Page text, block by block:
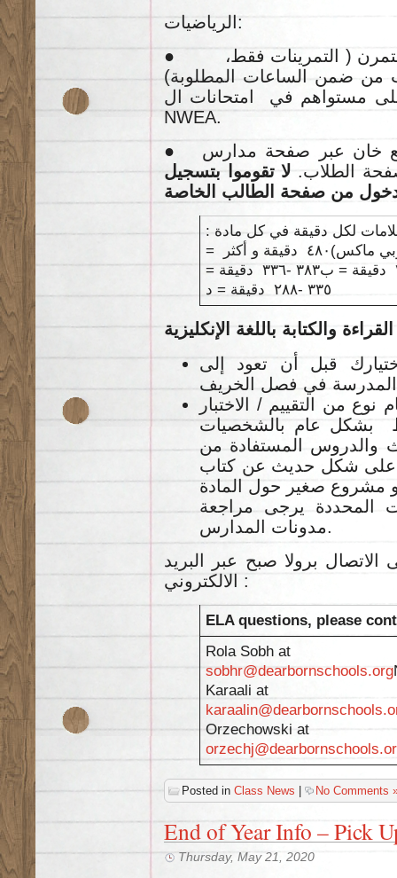
الرياضيات:
● إكمال ٦٠ دقيقة اسبوعياً في التمرن ( التمرينات فقط،
من ضمن الساعات المطلوبة)
مستواهم في امتحانات ال
NWEA.
● على الطلاب الدخول على موقع خان عبر صفحة مدارس
الطلاب. لا تقوموا بتسجيل
لكل دقيقة في كل مادة :
الرياضيات ( خان) اللغة ( موبي ماكس)٤٨٠ دقيقة و أكثر =
أ٤٧٩ -٣٨٤ دقيقة = ب٣٨٣ -٣٣٦ دقيقة =
قبل أن تعود إلى
من التقييم / الاختبار
بشكل عام بالشخصيات
والدروس المستفادة من
على شكل حديث عن كتاب
مشروع صغير حول المادة
المحددة يرجى مراجعة
مدونات المدارس.
برولا صبح عبر البريد
الالكتروني :
ELA questions, please
Rola Sobh at
sobhr@dearbornschools.org
Karaali at
Orzechowski at
Posted in Class News No Comments
End of Year Info – Pick
Thursday, May 21, 2020